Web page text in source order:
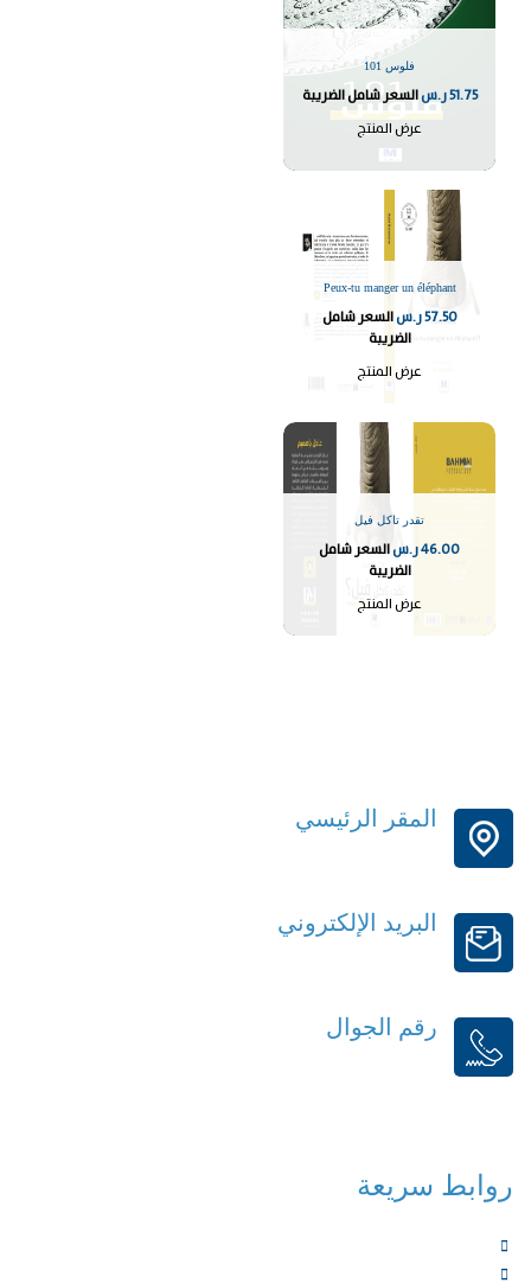
فلوس 101
51.75ر.سالسعر شامل الضريبة
عرض المنتج
Peux-tu manger un éléphant
57.50ر.سالسعر شامل
الضريبة
عرض المنتج
تقدر تاكل فيل
46.00ر.سالسعر شامل
الضريبة
عرض المنتج
المقر الرئيسي
البريد الإلكتروني
رقم الجوال
روابط سريعة